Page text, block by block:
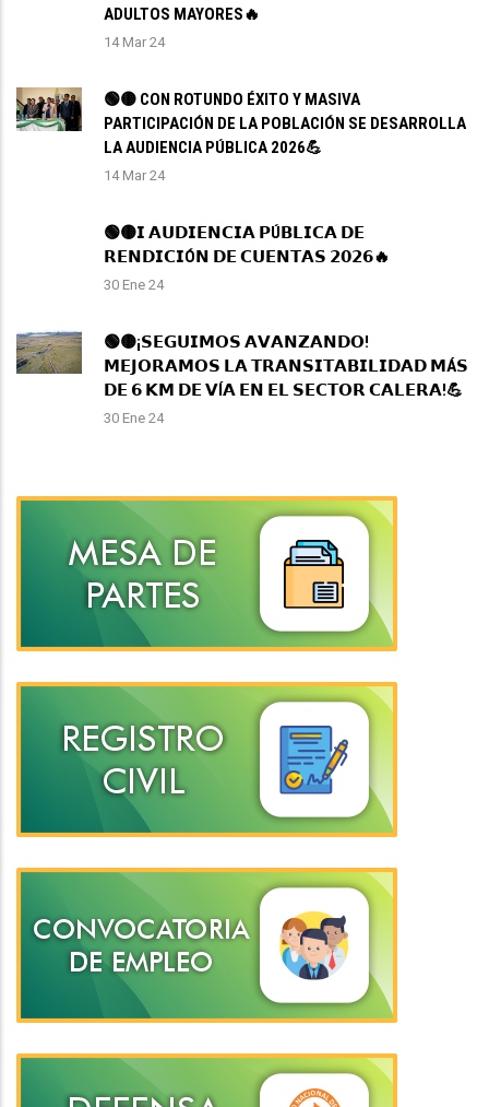
ADULTOS MAYORES🔥
14 Mar 24
🟢🟡 CON ROTUNDO ÉXITO Y MASIVA
PARTICIPACIÓN DE LA POBLACIÓN SE DESARROLLA
LA AUDIENCIA PÚBLICA 2026💪
14 Mar 24
🟢🟡𝗜 𝗔𝗨𝗗𝗜𝗘𝗡𝗖𝗜𝗔 𝗣Ú𝗕𝗟𝗜𝗖𝗔 𝗗𝗘
𝗥𝗘𝗡𝗗𝗜𝗖𝗜Ó𝗡 𝗗𝗘 𝗖𝗨𝗘𝗡𝗧𝗔𝗦 𝟮𝟬𝟮𝟲🔥
30 Ene 24
🟢🟡¡𝗦𝗘𝗚𝗨𝗜𝗠𝗢𝗦 𝗔𝗩𝗔𝗡𝗭𝗔𝗡𝗗𝗢!
𝗠𝗘𝗝𝗢𝗥𝗔𝗠𝗢𝗦 𝗟𝗔 𝗧𝗥𝗔𝗡𝗦𝗜𝗧𝗔𝗕𝗜𝗟𝗜𝗗𝗔𝗗 𝗠Á𝗦
𝗗𝗘 𝟲 𝗞𝗠 𝗗𝗘 𝗩Í𝗔 𝗘𝗡 𝗘𝗟 𝗦𝗘𝗖𝗧𝗢𝗥 𝗖𝗔𝗟𝗘𝗥𝗔!💪
30 Ene 24